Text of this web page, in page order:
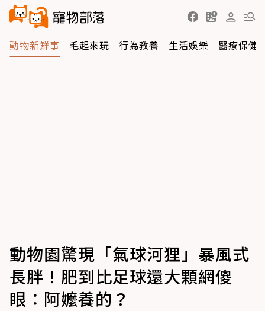
動物新鮮事 毛起來玩 行為教養 生活娛樂 醫療保健
動物園驚現「氣球河狸」暴風式
長胖！肥到比足球還大顆網傻
眼：阿嬤養的？